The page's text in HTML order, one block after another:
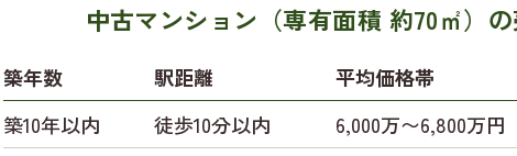
中古マンション（専有面積 約70㎡）の
築年数 駅距離 平均価格帯
築10年以内
徒歩10分以内 6,000万〜6,800万円